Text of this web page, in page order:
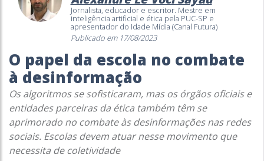
Jornalista, educador e escritor. Mestre em
inteligência artificial e ética pela PUC-SP e
apresentador do Idade Mídia (Canal Futura)
Publicado em 17/08/2023
O papel da escola no combate
à desinformação
Os algoritmos se sofisticaram, mas os órgãos oficiais e
entidades parceiras da ética também têm se
aprimorado no combate às desinformações nas redes
sociais. Escolas devem atuar nesse movimento que
necessita de coletividade